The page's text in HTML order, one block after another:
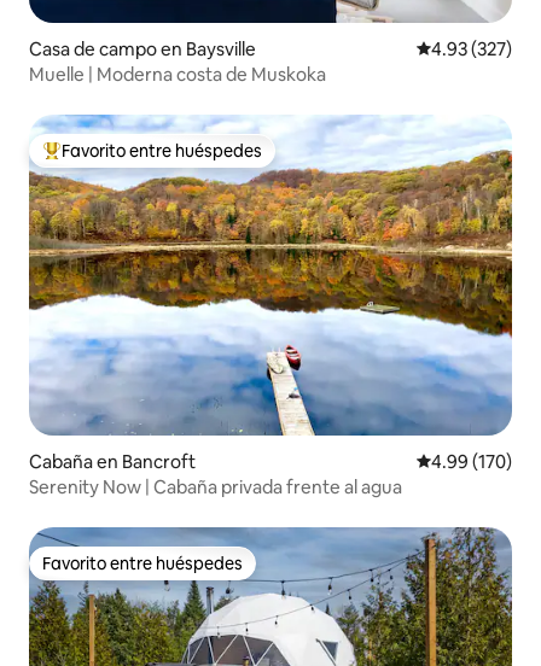
Casa de campo en Baysville Calificación
4.93 (327)
Muelle | Moderna costa de Muskoka
Favorito entre huéspedes preferido
Favorito entre huéspedes
Cabaña en Bancroft Calificación
4.99 (170)
Serenity Now | Cabaña privada frente al agua
Favorito entre huéspedes
Favorito entre huéspedes